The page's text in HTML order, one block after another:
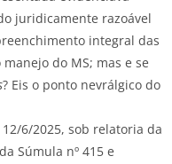
juridicamente razoável
integral das
do MS; mas e se
? Eis o ponto nevrálgico do
6/2025, sob relatoria da
Súmula nº 415 e